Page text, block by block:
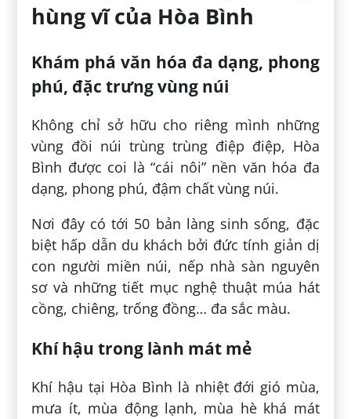
hùng vĩ của Hòa Bình
Khám phá văn hóa đa dạng, phong
phú, đặc trưng vùng núi
Không chỉ sở hữu cho riêng mình những
vùng đồi núi trùng trùng điệp điệp, Hòa
Bình được coi là “cái nôi” nền văn hóa đa
dạng, phong phú, đậm chất vùng núi.
Nơi đây có tới 50 bản làng sinh sống, đặc
biệt hấp dẫn du khách bởi đức tính giản dị
con người miền núi, nếp nhà sàn nguyên
sơ và những tiết mục nghệ thuật múa hát
cồng, chiêng, trống đồng… đa sắc màu.
Khí hậu trong lành mát mẻ
Khí hậu tại Hòa Bình là nhiệt đới gió mùa,
mưa ít, mùa động lạnh, mùa hè khá mát